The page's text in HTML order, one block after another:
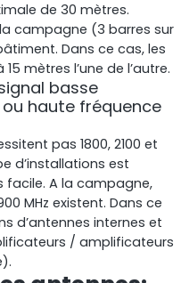
vers le routeur.
de 30 mètres.
campagne (3 barres sur
Dans ce cas, les
mètres l’une de l’autre.
basse
haute fréquence
pas 1800, 2100 et
d’installations est
A la campagne,
MHz existent. Dans ce
d’antennes internes et
/ amplificateurs